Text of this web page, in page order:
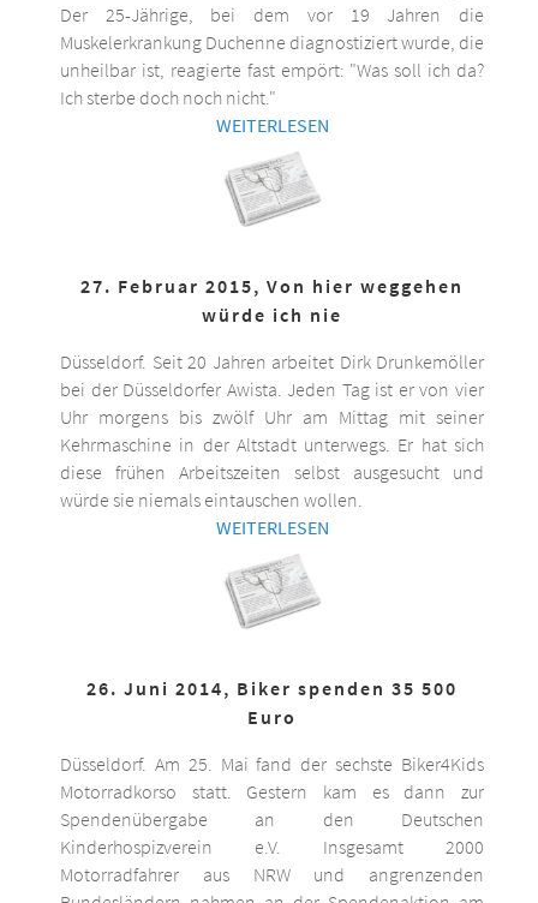
Der 25-Jährige, bei dem vor 19 Jahren die
Muskelerkrankung Duchenne diagnostiziert wurde, die
unheilbar ist, reagierte fast empört: "Was soll ich da?
Ich sterbe doch noch nicht."
WEITERLESEN
27. Februar 2015, Von hier weggehen
würde ich nie
Düsseldorf. Seit 20 Jahren arbeitet Dirk Drunkemöller
bei der Düsseldorfer Awista. Jeden Tag ist er von vier
Uhr morgens bis zwölf Uhr am Mittag mit seiner
Kehrmaschine in der Altstadt unterwegs. Er hat sich
diese frühen Arbeitszeiten selbst ausgesucht und
würde sie niemals eintauschen wollen.
WEITERLESEN
26. Juni 2014, Biker spenden 35 500
Euro
Düsseldorf. Am 25. Mai fand der sechste Biker4Kids
Motorradkorso statt. Gestern kam es dann zur
Spendenübergabe an den Deutschen
Kinderhospizverein e.V. Insgesamt 2000
Motorradfahrer aus NRW und angrenzenden